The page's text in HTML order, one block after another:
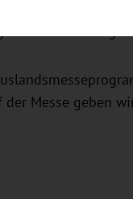
und Networking.
Messe geben